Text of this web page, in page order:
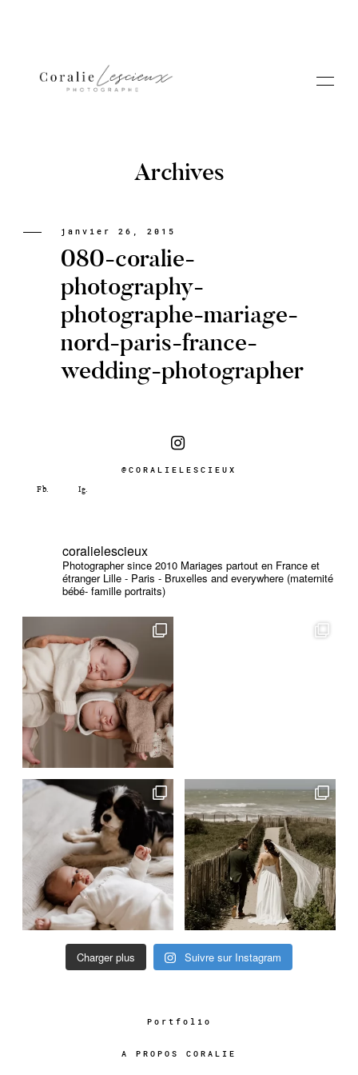
Portfolio
A PROPOS CORALIE
Archives
janvier 26, 2015
080-coralie-
photography-
photographe-mariage-
nord-paris-france-
wedding-photographer
@CORALIELESCIEUX
coralielescieux
Photographer since 2010 Mariages partout en France et
étranger Lille - Paris - Bruxelles and everywhere (maternité
bébé- famille portraits)
Charger plus Suivre sur Instagram
Portfolio
A PROPOS CORALIE